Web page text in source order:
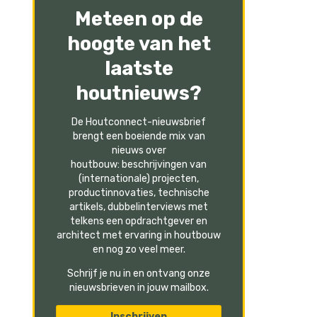
Meteen op de
hoogte van het
laatste
houtnieuws?
De Houtconnect-nieuwsbrief
brengt een boeiende mix van
nieuws over
houtbouw: beschrijvingen van
(internationale) projecten,
productinnovaties, technische
artikels, dubbelinterviews met
telkens een opdrachtgever en
architect met ervaring in houtbouw
en nog zo veel meer.
Schrijf je nu in en ontvang onze
nieuwsbrieven in jouw mailbox.